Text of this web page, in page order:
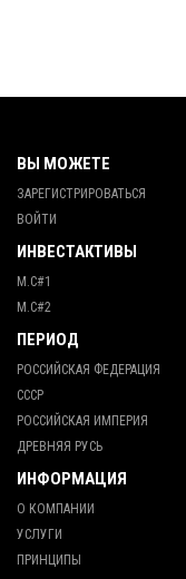
ВЫ МОЖЕТЕ
ЗАРЕГИСТРИРОВАТЬСЯ
ВОЙТИ
ИНВЕСТАКТИВЫ
М.С#1
М.С#2
ПЕРИОД
РОССИЙСКАЯ ФЕДЕРАЦИЯ
СССР
РОССИЙСКАЯ ИМПЕРИЯ
ДРЕВНЯЯ РУСЬ
ИНФОРМАЦИЯ
О КОМПАНИИ
УСЛУГИ
ПРИНЦИПЫ